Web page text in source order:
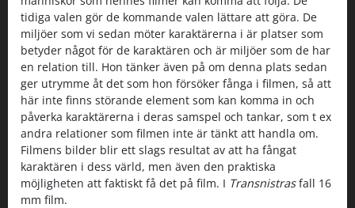
tidiga valen gör de kommande valen lättare att göra. De
miljöer som vi sedan möter karaktärerna i är platser som
betyder något för de karaktären och är miljöer som de har
en relation till. Hon tänker även på om denna plats sedan
ger utrymme åt det som hon försöker fånga i filmen, så att
här inte finns störande element som kan komma in och
påverka karaktärerna i deras samspel och tankar, som t ex
andra relationer som filmen inte är tänkt att handla om.
Filmens bilder blir ett slags resultat av att ha fångat
karaktären i dess värld, men även den praktiska
möjligheten att faktiskt få det på film. I Transnistrasfall 16
mm film.